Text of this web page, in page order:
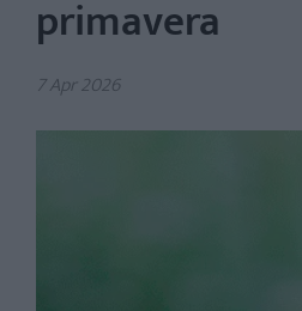
primavera
7 Apr 2026